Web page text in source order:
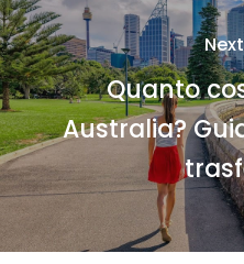
Quanto
Australia?